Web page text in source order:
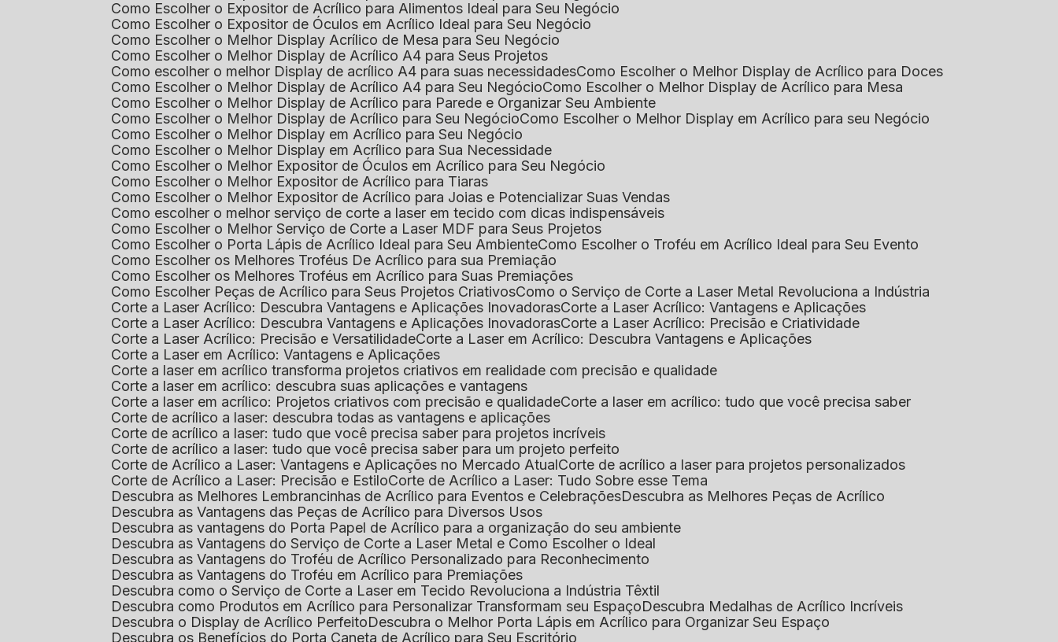
Como Escolher o Expositor de Acrílico para Alimentos Ideal para Seu Negócio
Como Escolher o Expositor de Óculos em Acrílico Ideal para Seu Negócio
Como Escolher o Melhor Display Acrílico de Mesa para Seu Negócio
Como Escolher o Melhor Display de Acrílico A4 para Seus Projetos
Como escolher o melhor Display de acrílico A4 para suas necessidades
Como Escolher o Melhor Display de Acrílico para Doces
Como Escolher o Melhor Display de Acrílico A4 para Seu Negócio
Como Escolher o Melhor Display de Acrílico para Mesa
Como Escolher o Melhor Display de Acrílico para Parede e Organizar Seu Ambiente
Como Escolher o Melhor Display de Acrílico para Seu Negócio
Como Escolher o Melhor Display em Acrílico para seu Negócio
Como Escolher o Melhor Display em Acrílico para Seu Negócio
Como Escolher o Melhor Display em Acrílico para Sua Necessidade
Como Escolher o Melhor Expositor de Óculos em Acrílico para Seu Negócio
Como Escolher o Melhor Expositor de Acrílico para Tiaras
Como Escolher o Melhor Expositor de Acrílico para Joias e Potencializar Suas Vendas
Como escolher o melhor serviço de corte a laser em tecido com dicas indispensáveis
Como Escolher o Melhor Serviço de Corte a Laser MDF para Seus Projetos
Como Escolher o Porta Lápis de Acrílico Ideal para Seu Ambiente
Como Escolher o Troféu em Acrílico Ideal para Seu Evento
Como Escolher os Melhores Troféus De Acrílico para sua Premiação
Como Escolher os Melhores Troféus em Acrílico para Suas Premiações
Como Escolher Peças de Acrílico para Seus Projetos Criativos
Como o Serviço de Corte a Laser Metal Revoluciona a Indústria
Corte a Laser Acrílico: Descubra Vantagens e Aplicações Inovadoras
Corte a Laser Acrílico: Vantagens e Aplicações
Corte a Laser Acrílico: Descubra Vantagens e Aplicações Inovadoras
Corte a Laser Acrílico: Precisão e Criatividade
Corte a Laser Acrílico: Precisão e Versatilidade
Corte a Laser em Acrílico: Descubra Vantagens e Aplicações
Corte a Laser em Acrílico: Vantagens e Aplicações
Corte a laser em acrílico transforma projetos criativos em realidade com precisão e qualidade
Corte a laser em acrílico: descubra suas aplicações e vantagens
Corte a laser em acrílico: Projetos criativos com precisão e qualidade
Corte a laser em acrílico: tudo que você precisa saber
Corte de acrílico a laser: descubra todas as vantagens e aplicações
Corte de acrílico a laser: tudo que você precisa saber para projetos incríveis
Corte de acrílico a laser: tudo que você precisa saber para um projeto perfeito
Corte de Acrílico a Laser: Vantagens e Aplicações no Mercado Atual
Corte de acrílico a laser para projetos personalizados
Corte de Acrílico a Laser: Precisão e Estilo
Corte de Acrílico a Laser: Tudo Sobre esse Tema
Descubra as Melhores Lembrancinhas de Acrílico para Eventos e Celebrações
Descubra as Melhores Peças de Acrílico
Descubra as Vantagens das Peças de Acrílico para Diversos Usos
Descubra as vantagens do Porta Papel de Acrílico para a organização do seu ambiente
Descubra as Vantagens do Serviço de Corte a Laser Metal e Como Escolher o Ideal
Descubra as Vantagens do Troféu de Acrílico Personalizado para Reconhecimento
Descubra as Vantagens do Troféu em Acrílico para Premiações
Descubra como o Serviço de Corte a Laser em Tecido Revoluciona a Indústria Têxtil
Descubra como Produtos em Acrílico para Personalizar Transformam seu Espaço
Descubra Medalhas de Acrílico Incríveis
Descubra o Display de Acrílico Perfeito
Descubra o Melhor Porta Lápis em Acrílico para Organizar Seu Espaço
Descubra os Benefícios do Porta Caneta de Acrílico para Seu Escritório